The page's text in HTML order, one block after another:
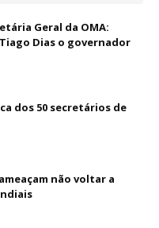
Geral da OMA:
Dias o governador
dos 50 secretários de
não voltar a